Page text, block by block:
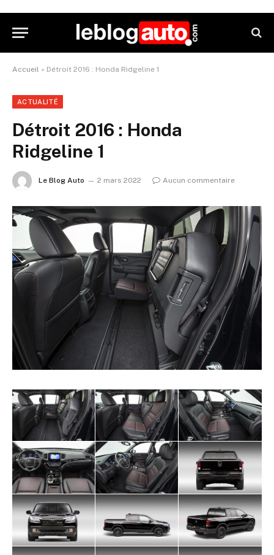
Accueil » Détroit 2016 : Honda Ridgeline 1
ACTUALITÉ
Détroit 2016 : Honda
Ridgeline 1
Le Blog Auto 2 mars 2022 Aucun commentaire